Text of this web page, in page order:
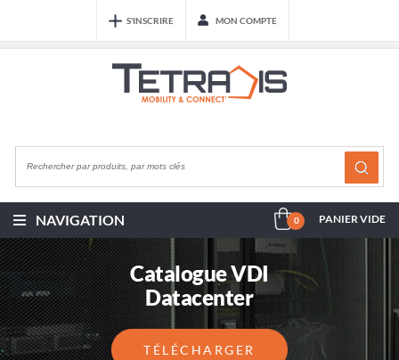
S'INSCRIRE MON COMPTE
NAVIGATION 0 PANIER VIDE
Catalogue VDI
Datacenter
TÉLÉCHARGER